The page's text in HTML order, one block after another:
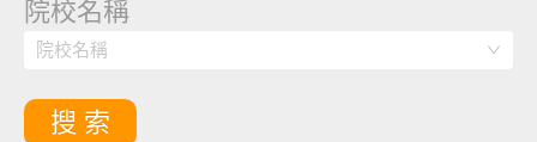
院校名稱
院校名稱
搜 索